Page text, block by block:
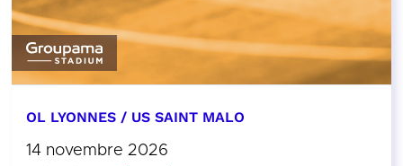
OL LYONNES / US SAINT MALO
14 novembre 2026